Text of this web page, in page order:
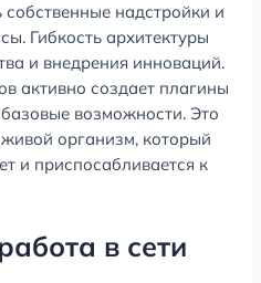
надстройки и
Гибкость архитектуры
и внедрения инноваций.
активно создает плагины
возможности. Это
организм, который
и приспосабливается к
в сети